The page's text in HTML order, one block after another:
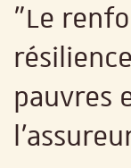
"Le
pauvres